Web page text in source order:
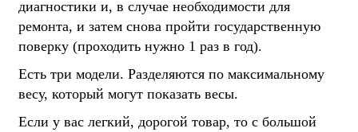
диагностики и, в случае необходимости для
ремонта, и затем снова пройти государственную
поверку (проходить нужно 1 раз в год).
Есть три модели. Разделяются по максимальному
весу, который могут показать весы.
Если у вас легкий, дорогой товар, то с большой